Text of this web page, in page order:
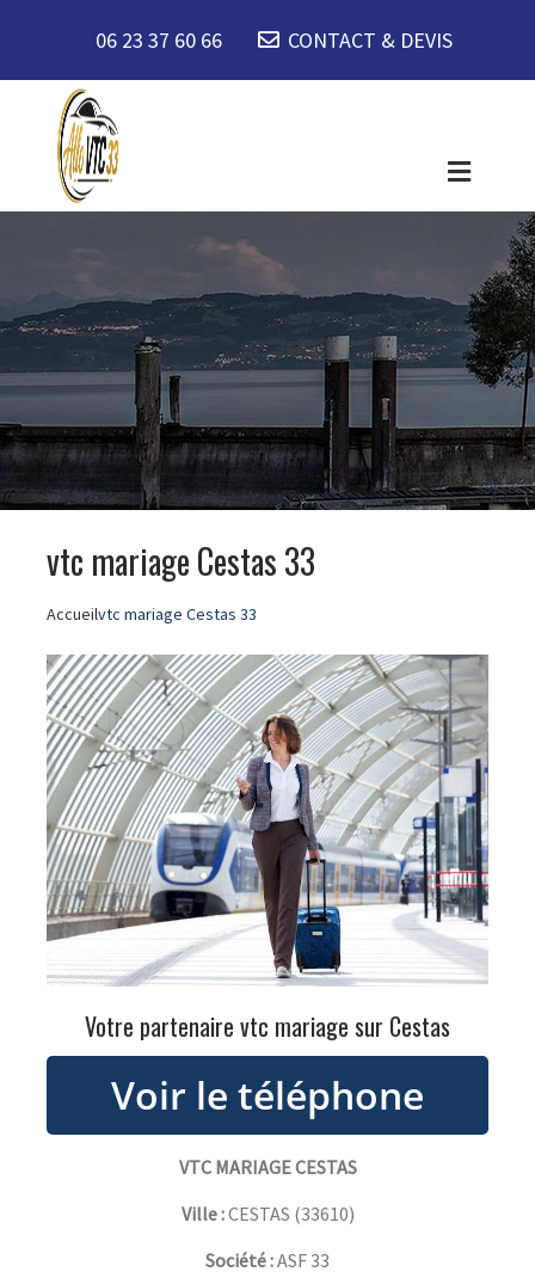
06 23 37 60 66 CONTACT & DEVIS
vtc mariage Cestas 33
Accueilvtc mariage Cestas 33
Votre partenaire vtc mariage sur Cestas
VTC MARIAGE CESTAS
Ville :CESTAS (33610)
Société :ASF 33